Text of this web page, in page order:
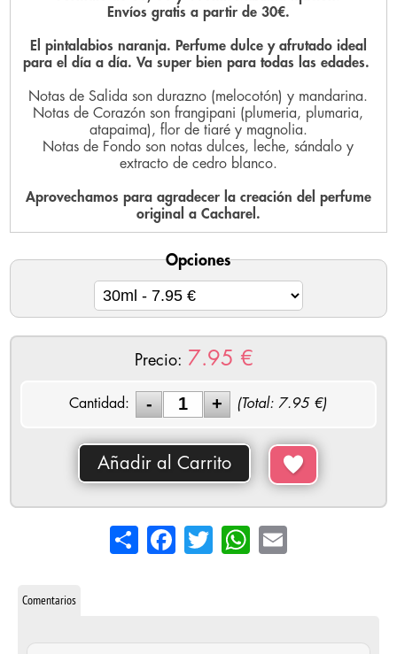
Envíos gratis a partir de 30€.
El pintalabios naranja. Perfume dulce y afrutado ideal
para el día a día. Va super bien para todas las edades.
Notas de Salida son durazno (melocotón) y mandarina.
Notas de Corazón son frangipani (plumeria, plumaria,
atapaima), flor de tiaré y magnolia.
Notas de Fondo son notas dulces, leche, sándalo y
extracto de cedro blanco.
Aprovechamos para agradecer la creación del perfume
original a Cacharel.
Opciones
Precio: 7.95 €
Cantidad: (Total: 7.95 €)
Añadir al Carrito
Share FacebookTwitterWhatsApp
Email
Comentarios